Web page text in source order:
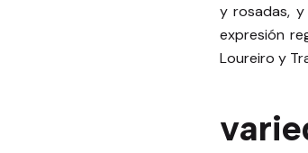
y rosadas,
expresión
Loureiro y